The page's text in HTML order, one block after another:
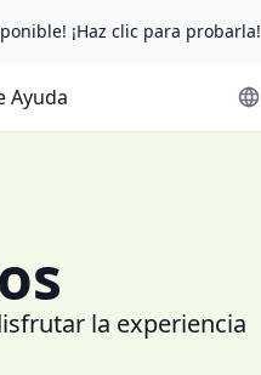
¡Haz clic para probarla!
Ayuda
la experiencia